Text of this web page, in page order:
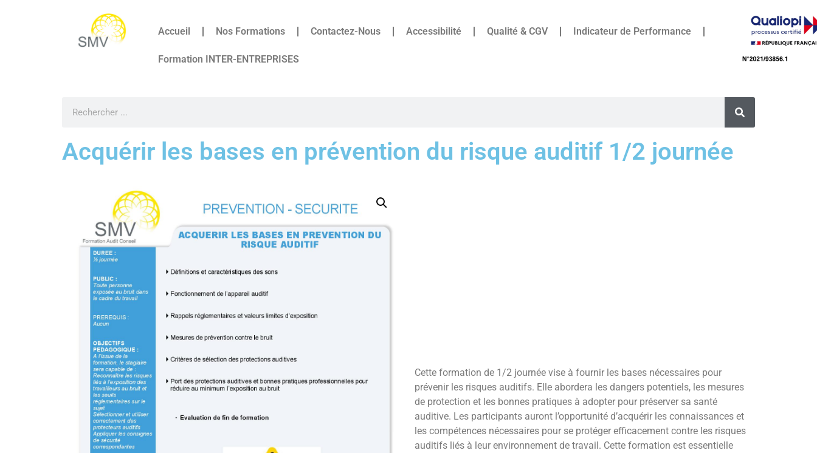
Accueil Nos Formations Contactez-Nous Accessibilité Qualité & CGV Indicateur de Performance
Formation INTER-ENTREPRISES
Acquérir les bases en prévention du risque auditif 1/2 journée
Cette formation de 1/2 journée vise à fournir les bases nécessaires pour
prévenir les risques auditifs. Elle abordera les dangers potentiels, les mesures
de protection et les bonnes pratiques à adopter pour préserver sa santé
auditive. Les participants auront l’opportunité d’acquérir les connaissances et
les compétences nécessaires pour se protéger efficacement contre les risques
auditifs liés à leur environnement de travail. Cette formation est essentielle